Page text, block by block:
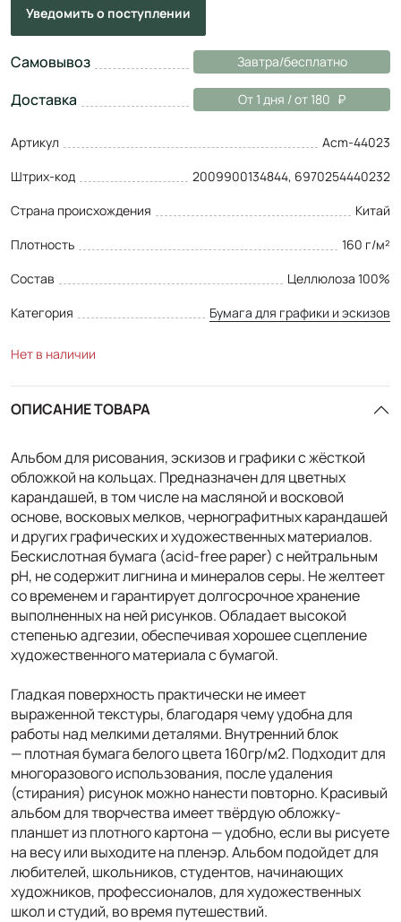
Уведомитьо поступлении
Самовывоз Завтра/бесплатно
Доставка От 1 дня / от 180
Артикул
Acm-44023
Штрих-код
2009900134844, 6970254440232
Страна происхождения
Китай
Плотность
160 г/м²
Состав
Целлюлоза 100%
Категория
Бумага для графики и эскизов
Нет в наличии
ОПИСАНИЕ ТОВАРА
Альбом для рисования, эскизов и графики с жёсткой
обложкой на кольцах. Предназначен для цветных
карандашей, в том числе на масляной и восковой
основе, восковых мелков, чернографитных карандашей
и других графических и художественных материалов.
Бескислотная бумага (acid-free paper) с нейтральным
pH, не содержит лигнина и минералов серы. Не желтеет
со временем и гарантирует долгосрочное хранение
выполненных на ней рисунков. Обладает высокой
степенью адгезии, обеспечивая хорошее сцепление
художественного материала с бумагой.
Гладкая поверхность практически не имеет
выраженной текстуры, благодаря чему удобна для
работы над мелкими деталями. Внутренний блок
— плотная бумага белого цвета 160гр/м2. Подходит для
многоразового использования, после удаления
(стирания) рисунок можно нанести повторно. Красивый
альбом для творчества имеет твёрдую обложку-
планшет из плотного картона — удобно, если вы рисуете
на весу или выходите на пленэр. Альбом подойдет для
любителей, школьников, студентов, начинающих
художников, профессионалов, для художественных
школ и студий, во время путешествий.